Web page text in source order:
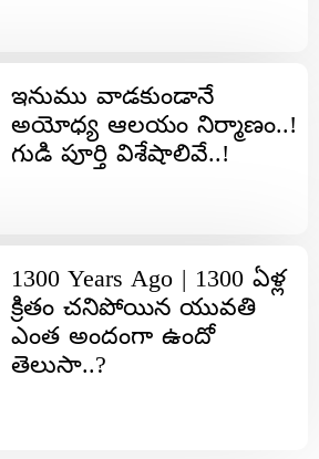
ఇనుము వాడకుండానే
అయోధ్య ఆలయం నిర్మాణం..!
గుడి పూర్తి విశేషాలివే..!
1300 Years Ago | 1300 ఏళ్ల
క్రితం చ‌నిపోయిన యువ‌తి
ఎంత అందంగా ఉందో
తెలుసా..?